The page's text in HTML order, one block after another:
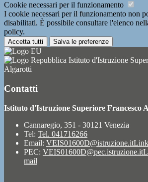
Cookie necessari per il funzionamento
I cookie necessari per il funzionamento non
disabilitati. È possibile consultare l'elenco
policy.
Accetta tutti Salva le preferenze
Istituto d'Istruzione
Algarotti
Contatti
Istituto d'Istruzione Superiore Francesco
Cannaregio, 351 - 30121 Venezia
Tel: Tel. 041716266
Email: VEIS01600D@istruzione.it
PEC: VEIS01600D@pec.istruzione.it
mail